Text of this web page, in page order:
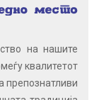
на нашите
квалитетот
препознатливи